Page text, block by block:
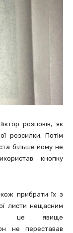
розповів, як
розсилки. Потім
більше йому не
кнопку
прибрати їх з
листи нещасним
це явище
не переставав